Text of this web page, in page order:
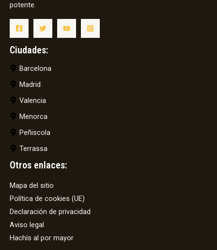
potente.
Ciudades:
Barcelona
Madrid
Valencia
Menorca
Peñiscola
Terrassa
Otros enlaces:
Mapa del sitio
Política de cookies (UE)
Declaración de privacidad
Aviso legal
Hachís al por mayor